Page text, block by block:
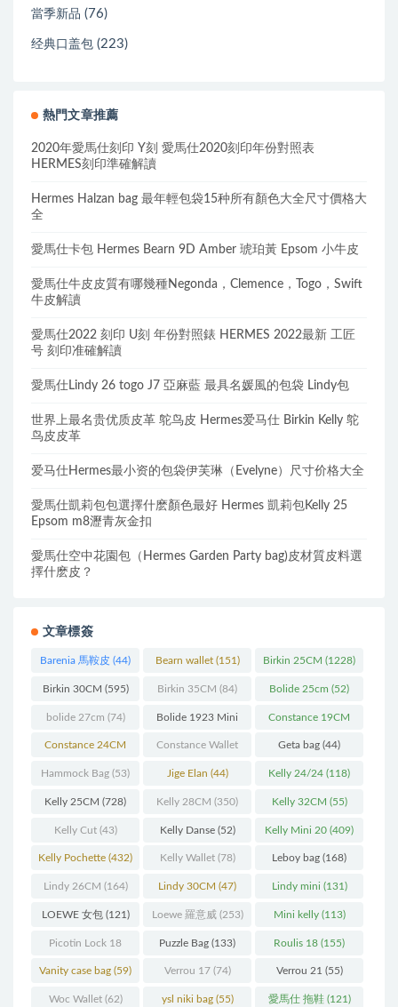
當季新品 (76)
经典口盖包 (223)
熱門文章推薦
2020年愛馬仕刻印 Y刻 愛馬仕2020刻印年份對照表
HERMES刻印準確解讀
Hermes Halzan bag 最年輕包袋15种所有顏色大全尺寸價格大
全
愛馬仕卡包 Hermes Bearn 9D Amber 琥珀黃 Epsom 小牛皮
愛馬仕牛皮皮質有哪幾種Negonda，Clemence，Togo，Swift
牛皮解讀
愛馬仕2022 刻印 U刻 年份對照錶 HERMES 2022最新 工匠
号 刻印准確解讀
愛馬仕Lindy 26 togo J7 亞麻藍 最具名媛風的包袋 Lindy包
世界上最名贵优质皮革 鸵鸟皮 Hermes爱马仕 Birkin Kelly 鸵
鸟皮皮革
爱马仕Hermes最小资的包袋伊芙琳（Evelyne）尺寸价格大全
愛馬仕凱莉包包選擇什麽顏色最好 Hermes 凱莉包Kelly 25
Epsom m8瀝青灰金扣
愛馬仕空中花園包（Hermes Garden Party bag)皮材質皮料選
擇什麽皮？
文章標簽
Barenia 馬鞍皮 (44) Bearn wallet(151) Birkin 25CM (1228)
Birkin 30CM (595) Birkin 35CM (84) Bolide 25cm (52)
bolide 27cm (74) Bolide 1923 Mini
(93)
Constance 19CM
(571)
Constance 24CM
(216)
Constance Wallet
(60)
Geta bag (44)
Hammock Bag (53) Jige Elan (44) Kelly 24/24 (118)
Kelly 25CM (728) Kelly 28CM (350) Kelly 32CM (55)
Kelly Cut(43) Kelly Danse(52) Kelly Mini 20 (409)
Kelly Pochette (432) Kelly Wallet(78) Leboy bag (168)
Lindy 26CM (164) Lindy 30CM (47) Lindy mini (131)
LOEWE 女包(121) Loewe 羅意威(253) Mini kelly(113)
Picotin Lock 18
(202)
Puzzle Bag (133) Roulis 18 (155)
Vanity case bag (59) Verrou 17(74) Verrou 21 (55)
Woc Wallet(62) ysl niki bag(55) 愛馬仕 拖鞋(121)